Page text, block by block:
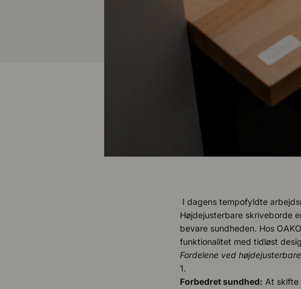
I dagens tempofyldte
Højdejusterbare skriveborde
bevare sundheden. Hos
funktionalitet med tidløst
Fordelene ved
Forbedret sundhed: At skifte